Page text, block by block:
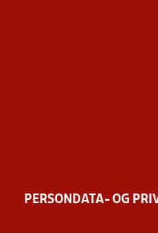
PERSONDATA- OG